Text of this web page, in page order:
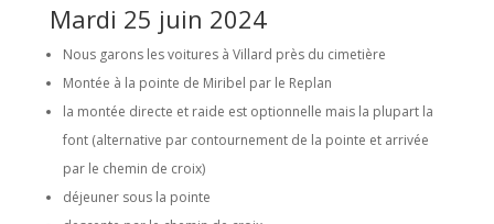
Mardi 25 juin 2024
Nous garons les voitures à Villard près du cimetière
Montée à la pointe de Miribel par le Replan
la montée directe et raide est optionnelle mais la plupart la
font (alternative par contournement de la pointe et arrivée
par le chemin de croix)
déjeuner sous la pointe